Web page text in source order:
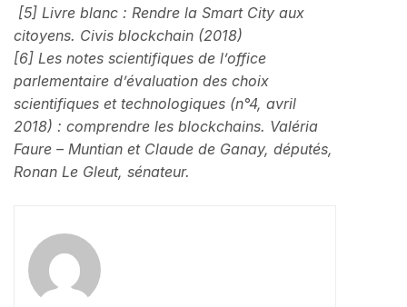
[5] Livre blanc : Rendre la Smart City aux
citoyens. Civis blockchain (2018)
[6] Les notes scientifiques de l’office
parlementaire d’évaluation des choix
scientifiques et technologiques (n°4, avril
2018) : comprendre les blockchains. Valéria
Faure – Muntian et Claude de Ganay, députés,
Ronan Le Gleut, sénateur.